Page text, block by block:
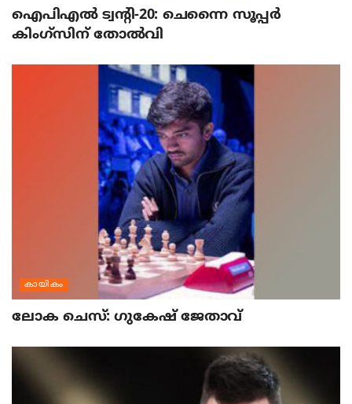
ഐപിഎല്‍ ട്വന്റി-20: ചെന്നൈ സൂപ്പര്‍
കിംഗ്‌സിന് തോല്‍വി
കായികം
ലോക ചെസ്: ഗുകേഷ് ജേതാവ്